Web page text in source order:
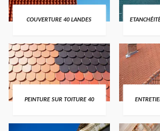
COUVERTURE 40 LANDES
PEINTURE SUR TOITURE 40